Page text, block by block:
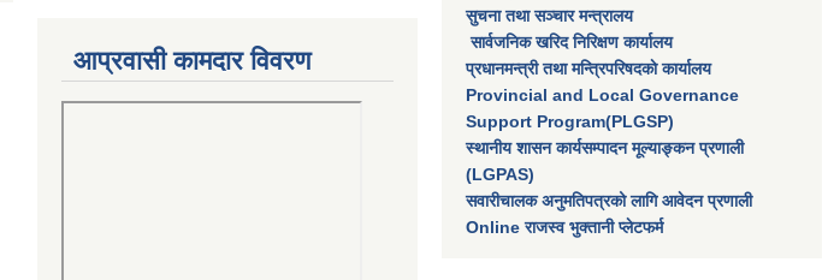
आप्रवासी कामदार विवरण
सुचना तथा सञ्चार मन्त्रालय
सार्वजनिक खरिद निरिक्षण कार्यालय
प्रधानमन्त्री तथा मन्त्रिपरिषदकाे कार्यालय
Provincial and Local Governance
Support Program(PLGSP)
स्थानीय शासन कार्यसम्पादन मूल्याङ्कन प्रणाली
(LGPAS)
सवारीचालक अनुमतिपत्रको लागि आवेदन प्रणाली
Online राजस्व भुक्तानी प्लेटफर्म